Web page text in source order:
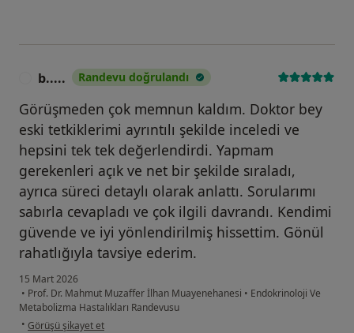
b..... Randevu doğrulandı
Görüşmeden çok memnun kaldım. Doktor bey
eski tetkiklerimi ayrıntılı şekilde inceledi ve
hepsini tek tek değerlendirdi. Yapmam
gerekenleri açık ve net bir şekilde sıraladı,
ayrıca süreci detaylı olarak anlattı. Sorularımı
sabırla cevapladı ve çok ilgili davrandı. Kendimi
güvende ve iyi yönlendirilmiş hissettim. Gönül
rahatlığıyla tavsiye ederim.
15 Mart 2026
• Prof. Dr. Mahmut Muzaffer İlhan Muayenehanesi • Endokrinoloji Ve
Metabolizma Hastalıkları Randevusu
• kullanıcının görüşüne göre b.....
Görüşü şikayet et